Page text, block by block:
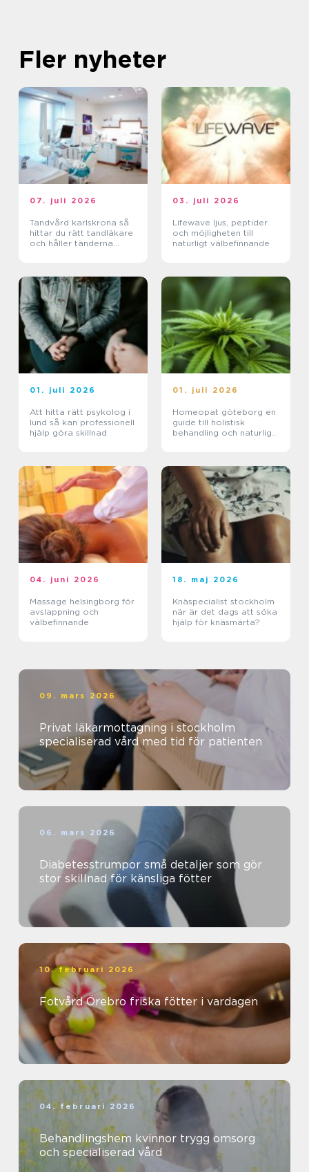
Fler nyheter
07. juli 2026
Tandvård karlskrona så
hittar du rätt tandläkare
och håller tänderna
03. juli 2026
Lifewave ljus, peptider
och möjligheten till
naturligt välbefinnande
01. juli 2026
Att hitta rätt psykolog i
lund så kan professionell
hjälp göra skillnad
01. juli 2026
Homeopat göteborg en
guide till holistisk
behandling och naturlig
04. juni 2026
Massage helsingborg för
avslappning och
välbefinnande
18. maj 2026
Knäspecialist stockholm
när är det dags att söka
hjälp för knäsmärta?
09. mars 2026
Privat läkarmottagning i stockholm
specialiserad vård med tid för patienten
06. mars 2026
Diabetesstrumpor små detaljer som gör
stor skillnad för känsliga fötter
10. februari 2026
Fotvård Örebro friska fötter i vardagen
04. februari 2026
Behandlingshem kvinnor trygg omsorg
och specialiserad vård